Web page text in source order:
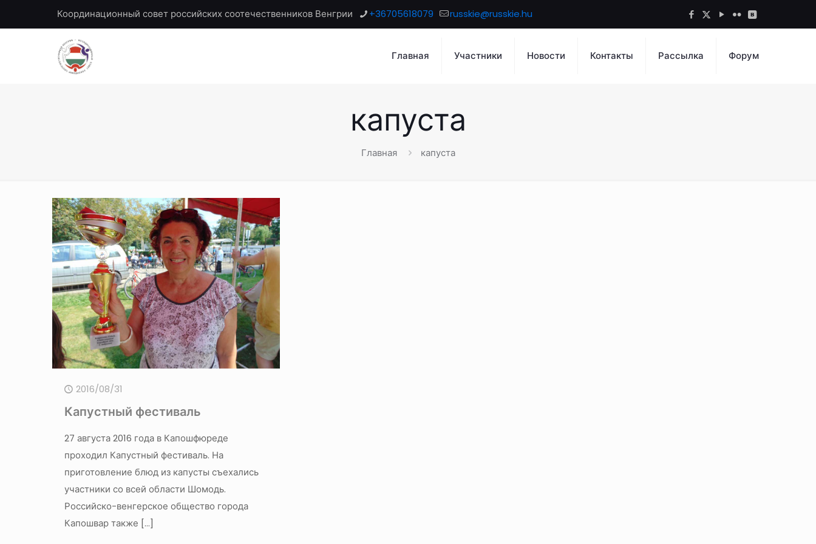
Координационный совет российских соотечественников Венгрии +36705618079 russkie@russkie.hu
Главная Участники Новости Контакты Рассылка Форум
капуста
Главная капуста
2016/08/31
Капустный фестиваль
27 августа 2016 года в Капошфюреде
проходил Капустный фестиваль. На
приготовление блюд из капусты съехались
участники со всей области Шомодь.
Российско-венгерское общество города
Капошвар также […]